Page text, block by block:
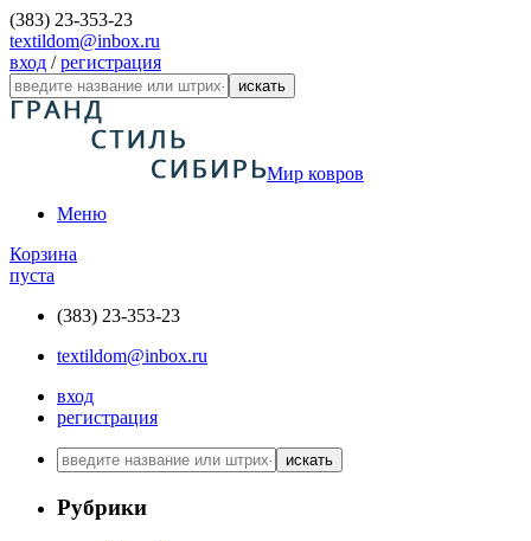
(383) 23-353-23
textildom@inbox.ru
вход /регистрация
искать
Мир ковров
Меню
Корзина
пуста
(383) 23-353-23
textildom@inbox.ru
вход
регистрация
искать
Рубрики